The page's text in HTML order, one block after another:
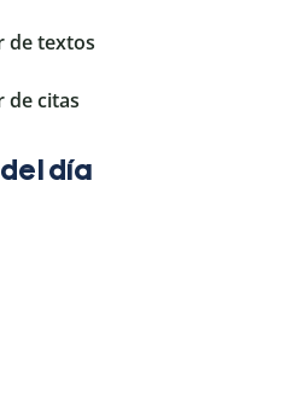
de textos
de citas
día